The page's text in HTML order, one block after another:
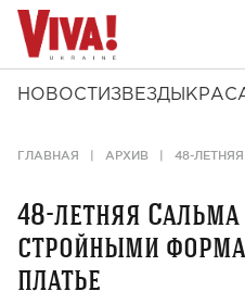
НОВОСТИ ЗВЕЗДЫ
ГЛАВНАЯ АРХИВ 48-
48-летняя
стройными
платье